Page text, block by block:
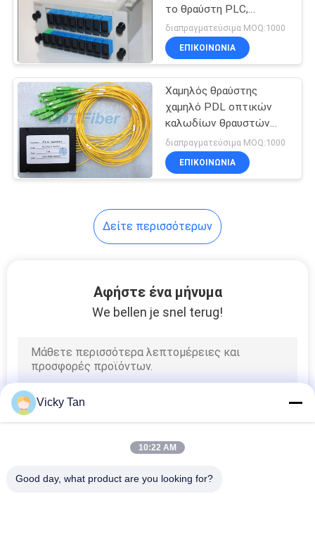
Οπτικών Ινών Κουτί
Διανομής
ασφαλείας Terminal
Οπτικών Ινών Λήξη
το θραύστη PLC,
οπτικός θραύστης PLC
ινών 16 λιμένων
διαπραγματεύσιμα MOQ:1000
ΕΠΙΚΟΙΝΩΝΊΑ
Χαμηλός θραύστης
χαμηλό PDL οπτικών
καλωδίων θραυστών
οπτικών ινών απώλειας
εισαγωγής και υψηλή
αξιοπιστία
διαπραγματεύσιμα MOQ:1000
ΕΠΙΚΟΙΝΩΝΊΑ
Δείτε περισσότερων
Αφήστε ένα μήνυμα
We bellen je snel terug!
Vicky Tan
10:22 AM
Good day, what product are you looking for?